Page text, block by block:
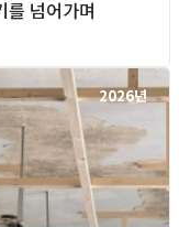
넘어가며
2026년